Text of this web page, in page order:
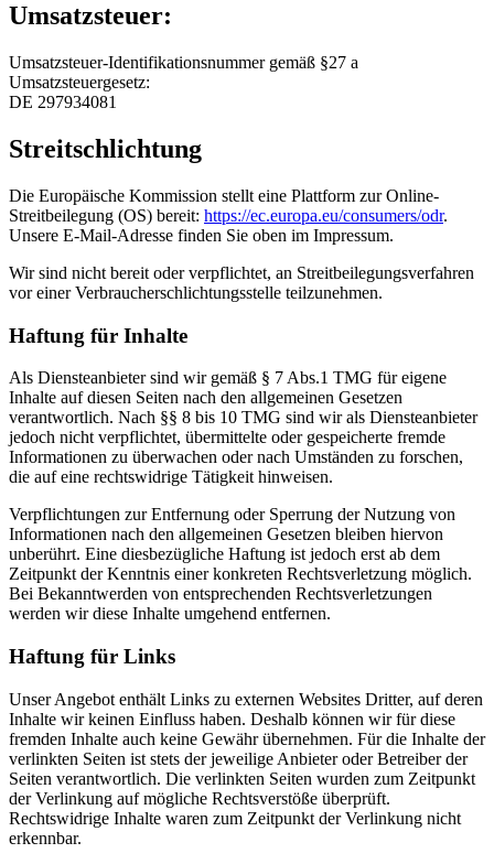
Umsatzsteuer:
Umsatzsteuer-Identifikationsnummer gemäß §27 a
Umsatzsteuergesetz:
DE 297934081
Streitschlichtung
Die Europäische Kommission stellt eine Plattform zur Online-
Streitbeilegung (OS) bereit: https://ec.europa.eu/consumers/odr.
Unsere E-Mail-Adresse finden Sie oben im Impressum.
Wir sind nicht bereit oder verpflichtet, an Streitbeilegungsverfahren
vor einer Verbraucherschlichtungsstelle teilzunehmen.
Haftung für Inhalte
Als Diensteanbieter sind wir gemäß § 7 Abs.1 TMG für eigene
Inhalte auf diesen Seiten nach den allgemeinen Gesetzen
verantwortlich. Nach §§ 8 bis 10 TMG sind wir als Diensteanbieter
jedoch nicht verpflichtet, übermittelte oder gespeicherte fremde
Informationen zu überwachen oder nach Umständen zu forschen,
die auf eine rechtswidrige Tätigkeit hinweisen.
Verpflichtungen zur Entfernung oder Sperrung der Nutzung von
Informationen nach den allgemeinen Gesetzen bleiben hiervon
unberührt. Eine diesbezügliche Haftung ist jedoch erst ab dem
Zeitpunkt der Kenntnis einer konkreten Rechtsverletzung möglich.
Bei Bekanntwerden von entsprechenden Rechtsverletzungen
werden wir diese Inhalte umgehend entfernen.
Haftung für Links
Unser Angebot enthält Links zu externen Websites Dritter, auf deren
Inhalte wir keinen Einfluss haben. Deshalb können wir für diese
fremden Inhalte auch keine Gewähr übernehmen. Für die Inhalte der
verlinkten Seiten ist stets der jeweilige Anbieter oder Betreiber der
Seiten verantwortlich. Die verlinkten Seiten wurden zum Zeitpunkt
der Verlinkung auf mögliche Rechtsverstöße überprüft.
Rechtswidrige Inhalte waren zum Zeitpunkt der Verlinkung nicht
erkennbar.